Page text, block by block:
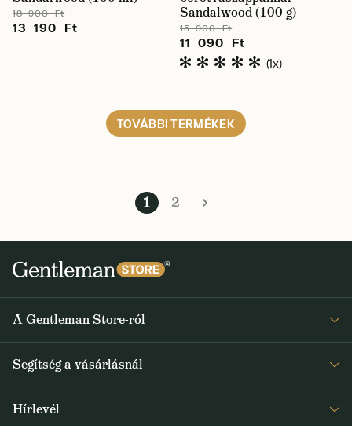
18 900 Ft
13 190 Ft
Sandalwood (100 g)
15 900 Ft
11 090 Ft
(1x)
TOVÁBBI TERMÉKEK
1 2
A Gentleman Store-ról
Rólunk
Journal
Segítség a vásárlásnál
Hírlevél